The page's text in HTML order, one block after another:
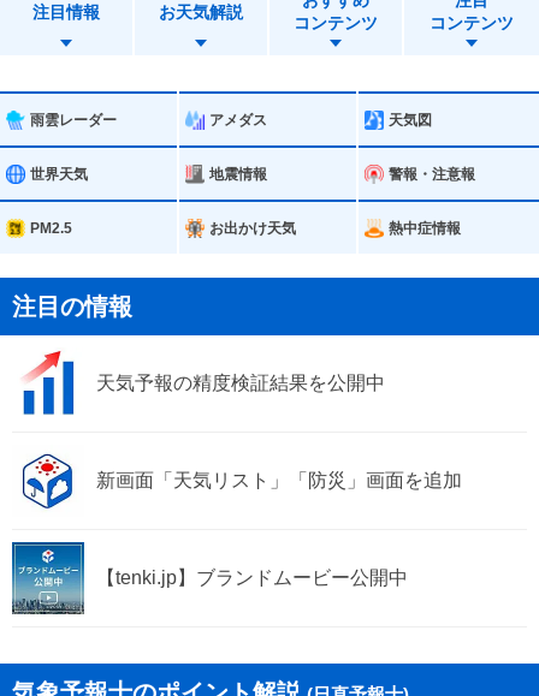
熊本市南区 熊本市北区
玉名市
菊池市
宇城市 合志市
美里町 玉東町
和水町 大津町
御船町 嘉島町
益城町
山都町
注目情報 お天気解説
コンテンツ
コンテンツ
雨雲レーダー アメダス 天気図
世界天気 地震情報 警報・注意報
PM2.5 お出かけ天気 熱中症情報
注目の情報
天気予報の精度検証結果を公開中
新画面「天気リスト」「防災」画面を追加
【tenki.jp】ブランドムービー公開中